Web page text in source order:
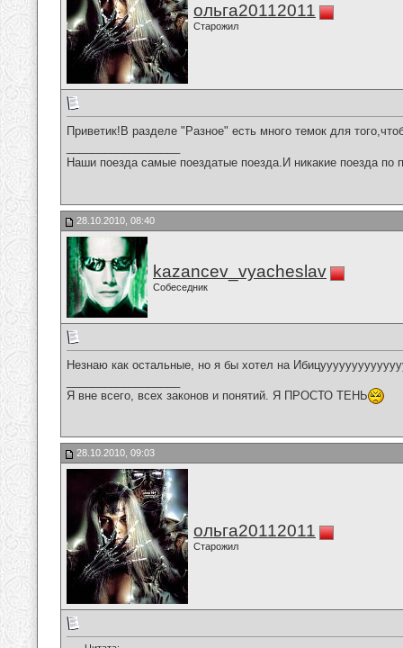
ольга20112011
Старожил
Приветик!В разделе "Разное" есть много темок для
Наши поезда самые поездатые поезда.И никакие поезда по
28.10.2010, 08:40
kazancev_vyacheslav
Собеседник
Незнаю как остальные, но я бы хотел на
Я вне всего, всех законов и понятий. Я ПРОСТО ТЕНЬ
28.10.2010, 09:03
ольга20112011
Старожил